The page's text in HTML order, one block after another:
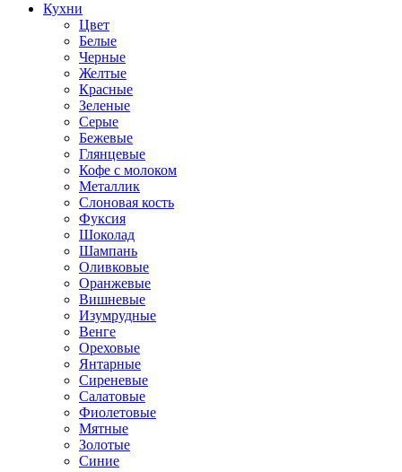
Кухни
Цвет
Белые
Черные
Желтые
Красные
Зеленые
Серые
Бежевые
Глянцевые
Кофе с молоком
Металлик
Слоновая кость
Фуксия
Шоколад
Шампань
Оливковые
Оранжевые
Вишневые
Изумрудные
Венге
Ореховые
Янтарные
Сиреневые
Салатовые
Фиолетовые
Мятные
Золотые
Синие